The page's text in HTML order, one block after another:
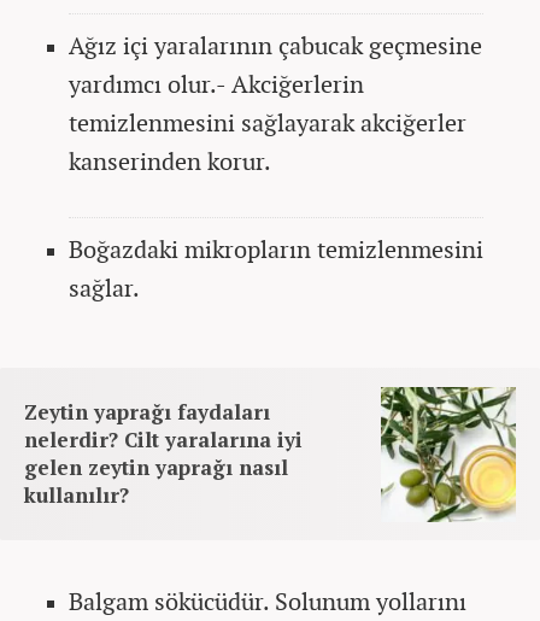
Ağız içi yaralarının çabucak geçmesine
yardımcı olur.- Akciğerlerin
temizlenmesini sağlayarak akciğerler
kanserinden korur.
Boğazdaki mikropların temizlenmesini
sağlar.
Zeytin yaprağı faydaları
nelerdir? Cilt yaralarına iyi
gelen zeytin yaprağı nasıl
kullanılır?
Balgam sökücüdür. Solunum yollarını